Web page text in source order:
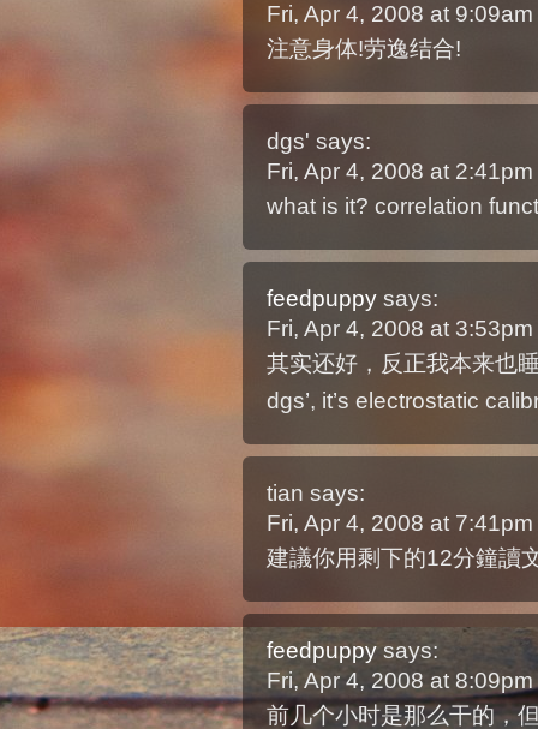
Fri, Apr 4, 2008 at
注意身体!劳逸结合!
dgs' says:
Fri, Apr 4, 2008 at
what is it? correlation
feedpuppy says:
Fri, Apr 4, 2008 at
其实还好，反正我本来也
dgs’, it’s electrostatic
tian says:
Fri, Apr 4, 2008 at
建議你用剩下的12分鐘讀
feedpuppy says:
Fri, Apr 4, 2008 at
前几个小时是那么干的，